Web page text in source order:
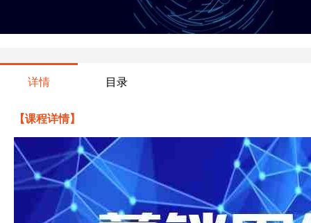
详情 目录
【课程详情】